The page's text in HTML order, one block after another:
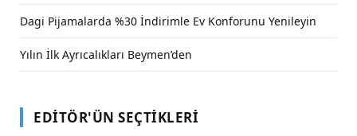
Dagi Pijamalarda %30 İndirimle Ev Konforunu Yenileyin
Yılın İlk Ayrıcalıkları Beymen’den
EDITÖR'ÜN SEÇTIKLERI